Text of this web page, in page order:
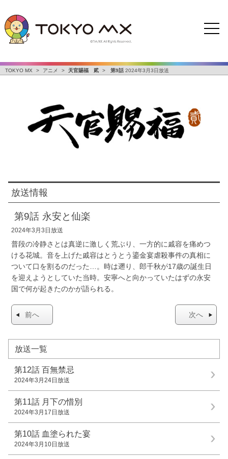
TOKYO MX > アニメ > 天官賜福 貮 > 第9話 2024年3月3日放送
放送情報
第9話 永安と仙楽
2024年3月3日放送
普段の冷静さとは真逆に激しく荒ぶり、一方的に戚容を痛めつ
ける花城。音を上げた戚容はとうとう鎏金宴虐殺事件の真相に
ついて口を割るのだった…。時は遡り、郎千秋が17歳の誕生日
を迎えようとしていた当時。安寧へと向かっていたはずの永安
国で何が起きたのかが語られる。
前へ 次へ
放送一覧
第12話 百無禁忌
2024年3月24日放送
第11話 月下の惜別
2024年3月17日放送
第10話 血塗られた宴
2024年3月10日放送